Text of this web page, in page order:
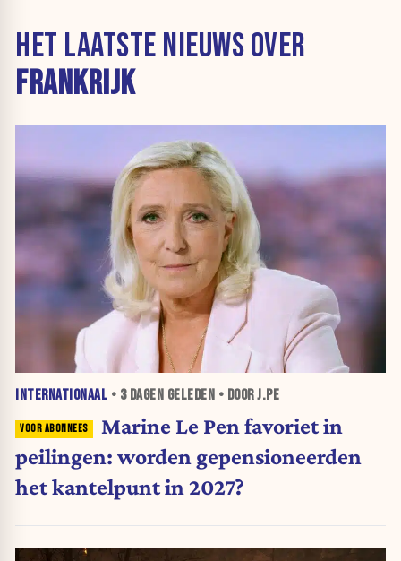
HET LAATSTE NIEUWS OVER
FRANKRIJK
INTERNATIONAAL • 3 DAGEN GELEDEN • DOOR J.PE
Marine Le Pen favoriet in
peilingen: worden gepensioneerden
het kantelpunt in 2027?